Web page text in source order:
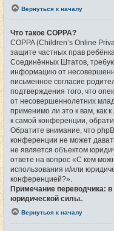
Вернуться к началу
Что такое COPPA?
COPPA (Children’s Online
защите частных прав
Соединённых Штатов,
информацию от
письменное согласие
подтверждения того, что
от несовершеннолетних
применимо ли это к вам, как
к самой конференции,
Обратите внимание, что
конференции не может
не является объектом
ответе на вопрос «С кем
использования и/или
конференцией?».
Примечание переводчика:
юридической силы.
Вернуться к началу